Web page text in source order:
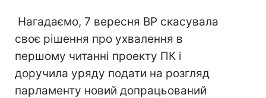
Нагадаємо, 7 вересня ВР скасувала
своє рішення про ухвалення в
першому читанні проекту ПК і
доручила уряду подати на розгляд
парламенту новий допрацьований